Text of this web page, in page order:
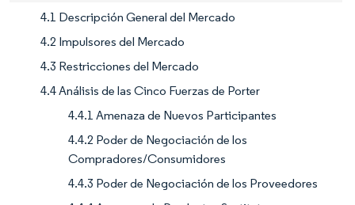
4.1 Descripción General del Mercado
4.2 Impulsores del Mercado
4.3 Restricciones del Mercado
4.4 Análisis de las Cinco Fuerzas de Porter
4.4.1 Amenaza de Nuevos Participantes
4.4.2 Poder de Negociación de los
Compradores/Consumidores
4.4.3 Poder de Negociación de los Proveedores